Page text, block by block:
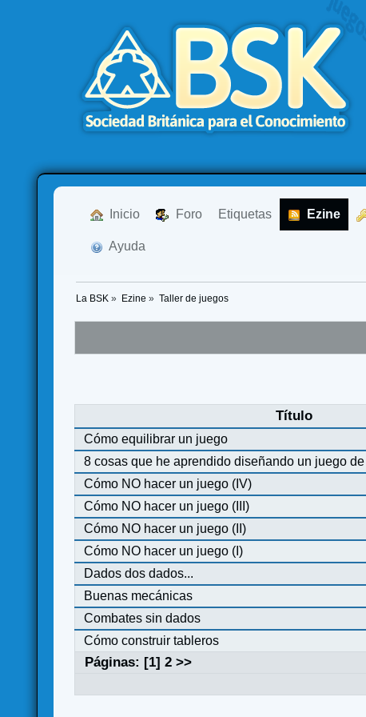
Inicio Foro Etiquetas Ezine
Ayuda
La BSK » Ezine » Taller de juegos
Título
Cómo equilibrar un juego
8 cosas que he aprendido diseñando un juego
Cómo NO hacer un juego (IV)
Cómo NO hacer un juego (III)
Cómo NO hacer un juego (II)
Cómo NO hacer un juego (I)
Dados dos dados...
Buenas mecánicas
Combates sin dados
Cómo construir tableros
Páginas: [1] 2 >>